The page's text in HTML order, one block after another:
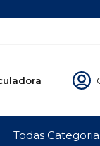
Todas